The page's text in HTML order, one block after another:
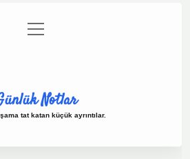
Gizlilik Politikası
menüyü
aç
Notlar
tat katan küçük ayrıntılar.